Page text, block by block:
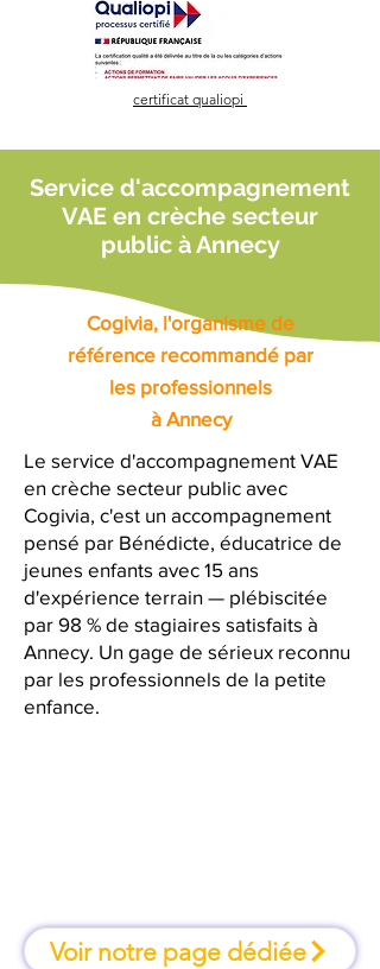
certificat qualiopi
Service d'accompagnement
VAE en crèche secteur
public à Annecy
Cogivia, l'organisme de
référence recommandé par
les professionnels
à Annecy
Le service d'accompagnement VAE
en crèche secteur public avec
Cogivia, c'est un accompagnement
pensé par Bénédicte, éducatrice de
jeunes enfants avec 15 ans
d'expérience terrain — plébiscitée
par 98 % de stagiaires satisfaits à
Annecy. Un gage de sérieux reconnu
par les professionnels de la petite
enfance.
Voir notre page dédiée